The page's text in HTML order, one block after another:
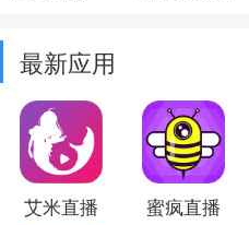
最新应用
艾米直播 蜜疯直播